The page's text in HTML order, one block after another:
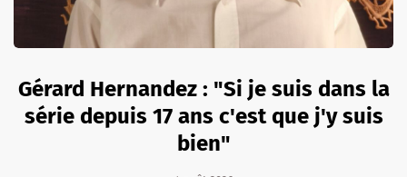
Gérard Hernandez : "Si je suis dans la
série depuis 17 ans c'est que j'y suis
bien"